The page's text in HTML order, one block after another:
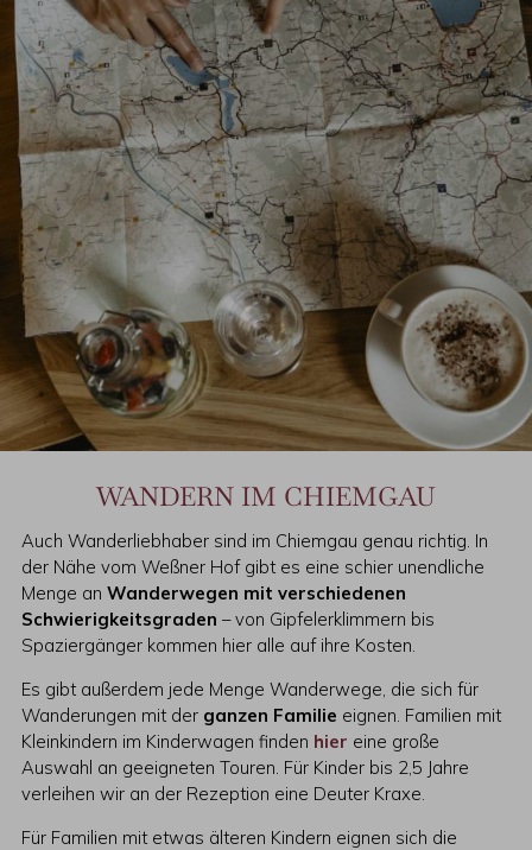
WANDERN IM CHIEMGAU
Auch Wanderliebhaber sind im Chiemgau genau richtig. In
der Nähe vom Weßner Hof gibt es eine schier unendliche
Menge anWanderwegen mit verschiedenen
Schwierigkeitsgraden – von Gipfelerklimmern bis
Spaziergänger kommen hier alle auf ihre Kosten.
Es gibt außerdem jede Menge Wanderwege, die sich für
Wanderungen mit der ganzen Familie eignen. Familien mit
Kleinkindern im Kinderwagen finden hier eine große
Auswahl an geeigneten Touren. Für Kinder bis 2,5 Jahre
verleihen wir an der Rezeption eine Deuter Kraxe.
Für Familien mit etwas älteren Kindern eignen sich die